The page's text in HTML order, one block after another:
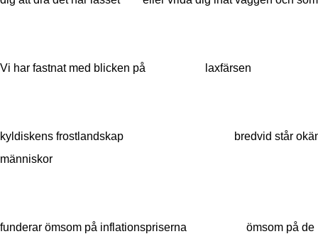
Vi har fastnat med blicken på laxfärsen
kyldiskens frostlandskap bredvid står
människor
funderar ömsom på inflationspriserna ömsom på de